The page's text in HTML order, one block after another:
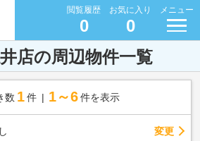
閲覧履歴
0
お気に入り
0
メニュー
店の周辺物件一覧
数 1 件 1～6 件を表示
変更